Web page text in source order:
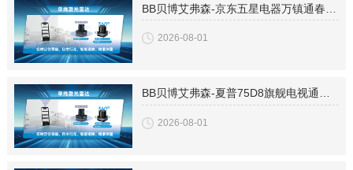
2026-08-01
2026-08-01